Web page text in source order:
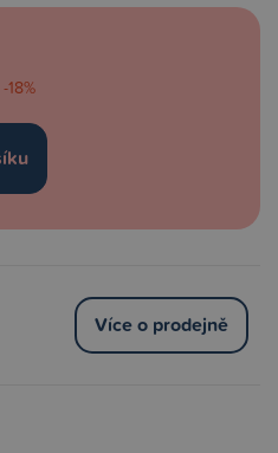
-18%
Více o prodejně